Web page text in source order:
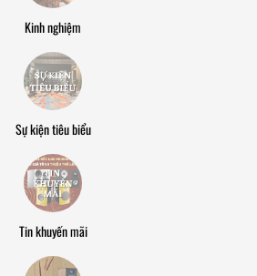
Kinh nghiệm
Sự kiện tiêu biểu
Tin khuyến mãi